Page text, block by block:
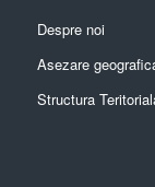
Despre noi
Asezare
Structura